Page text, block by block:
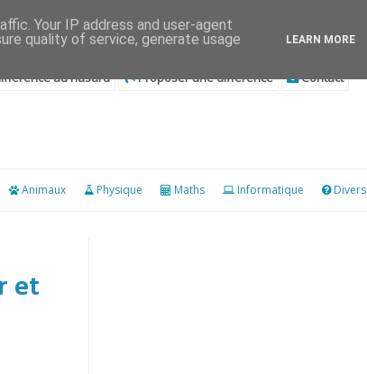
au hasard Proposer une différence Contact
Animaux Physique Maths Informatique Divers
et
Your IP address and user-agent
quality of service, generate usage
LEARN MORE